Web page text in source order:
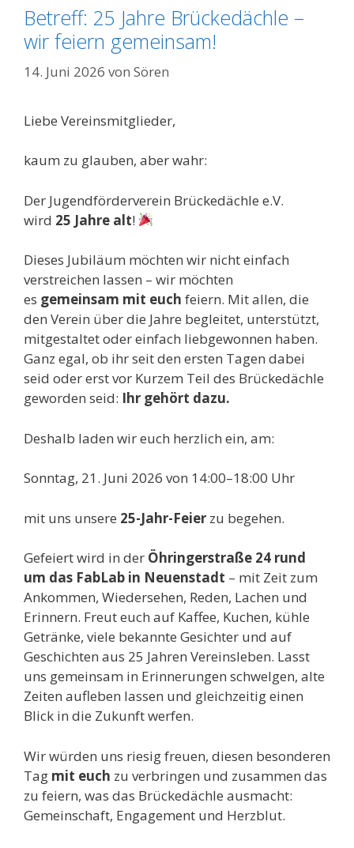
Betreff: 25 Jahre Brückedächle –
wir feiern gemeinsam!
14. Juni 2026 von Sören
Liebe Vereinsmitglieder,
kaum zu glauben, aber wahr:
Der Jugendförderverein Brückedächle e.V.
wird 25 Jahre alt!
Dieses Jubiläum möchten wir nicht einfach
verstreichen lassen – wir möchten
es gemeinsam mit euch feiern. Mit allen, die
den Verein über die Jahre begleitet, unterstützt,
mitgestaltet oder einfach liebgewonnen haben.
Ganz egal, ob ihr seit den ersten Tagen dabei
seid oder erst vor Kurzem Teil des Brückedächle
geworden seid: Ihr gehört dazu.
Deshalb laden wir euch herzlich ein, am:
Sonntag, 21. Juni 2026 von 14:00–18:00 Uhr
mit uns unsere 25-Jahr-Feier zu begehen.
Gefeiert wird in der Öhringerstraße 24 rund
um das FabLab in Neuenstadt – mit Zeit zum
Ankommen, Wiedersehen, Reden, Lachen und
Erinnern. Freut euch auf Kaffee, Kuchen, kühle
Getränke, viele bekannte Gesichter und auf
Geschichten aus 25 Jahren Vereinsleben. Lasst
uns gemeinsam in Erinnerungen schwelgen, alte
Zeiten aufleben lassen und gleichzeitig einen
Blick in die Zukunft werfen.
Wir würden uns riesig freuen, diesen besonderen
Tag mit euch zu verbringen und zusammen das
zu feiern, was das Brückedächle ausmacht:
Gemeinschaft, Engagement und Herzblut.